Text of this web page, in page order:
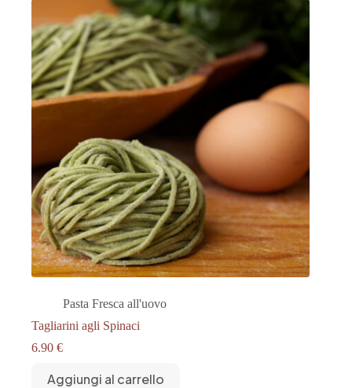
Pasta Fresca all'uovo
Tagliarini agli Spinaci
6.90 €
Aggiungi al carrello